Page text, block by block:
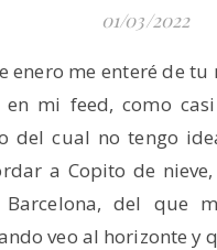
01/03/2022
en mi feed, como
del cual no tengo
a Copito de
del que
veo al horizonte y